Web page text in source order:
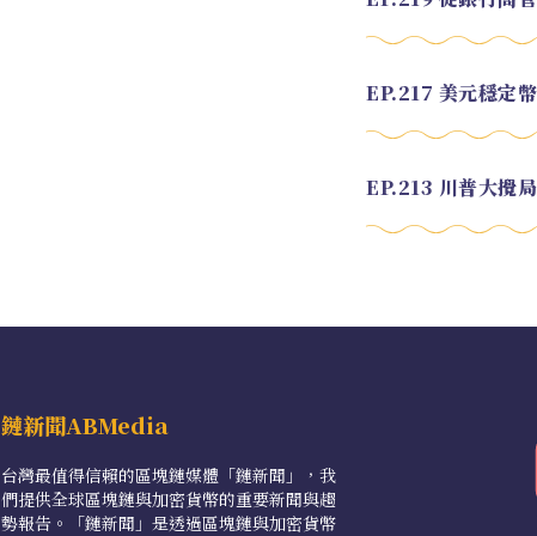
鏈新聞ABMedia
台灣最值得信賴的區塊鏈媒體「鏈新聞」，我
們提供全球區塊鏈與加密貨幣的重要新聞與趨
勢報告。「鏈新聞」是透過區塊鏈與加密貨幣